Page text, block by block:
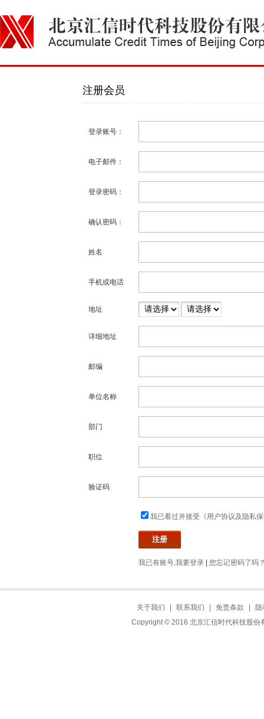
注册会员
登录账号：
电子邮件：
登录密码：
确认密码：
姓名
手机或电话
地址
详细地址
邮编
单位名称
部门
职位
验证码
我已看过并接受《用户协议及隐私
我已有账号,我要登录 您忘记密码了吗
关于我们 联系我们 免责条款
隐
Copyright © 2016 北京汇信时代科技股份